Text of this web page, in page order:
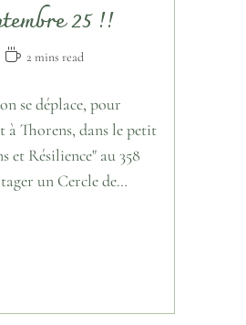
25 !!
2 mins read
se déplace, pour
Thorens, dans le petit
et Résilience" au 358
un Cercle de…